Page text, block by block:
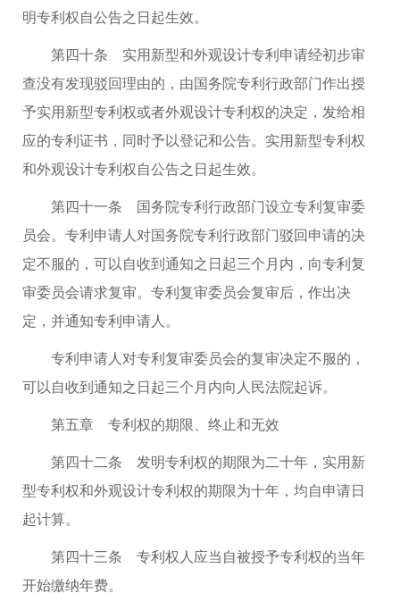
明专利权自公告之日起生效。
第四十条 实用新型和外观设计专利申请经初步审
查没有发现驳回理由的，由国务院专利行政部门作出授
予实用新型专利权或者外观设计专利权的决定，发给相
应的专利证书，同时予以登记和公告。实用新型专利权
和外观设计专利权自公告之日起生效。
第四十一条 国务院专利行政部门设立专利复审委
员会。专利申请人对国务院专利行政部门驳回申请的决
定不服的，可以自收到通知之日起三个月内，向专利复
审委员会请求复审。专利复审委员会复审后，作出决
定，并通知专利申请人。
专利申请人对专利复审委员会的复审决定不服的，
可以自收到通知之日起三个月内向人民法院起诉。
第五章 专利权的期限、终止和无效
第四十二条 发明专利权的期限为二十年，实用新
型专利权和外观设计专利权的期限为十年，均自申请日
起计算。
第四十三条 专利权人应当自被授予专利权的当年
开始缴纳年费。